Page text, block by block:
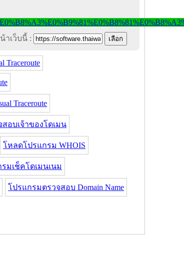
าเว็บนี้ :
Traceroute
Traceroute
อบเจ้าของโดเมน
โหลดโปรแกรม WHOIS
มเช็คโดเมนเนม
โปรแกรมตรวจสอบ Domain Name